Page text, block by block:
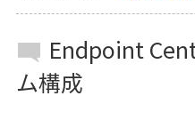
Endpoint
ム構成